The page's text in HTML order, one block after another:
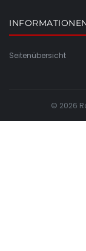
Seitenübersicht
© 2026